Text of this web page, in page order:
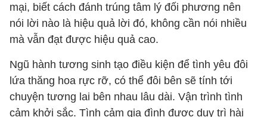
mại, biết cách đánh trúng tâm lý đối phương nên
nói lời nào là hiệu quả lời đó, không cần nói nhiều
mà vẫn đạt được hiệu quả cao.
Ngũ hành tương sinh tạo điều kiện để tình yêu đôi
lứa thăng hoa rực rỡ, có thể đôi bên sẽ tính tới
chuyện tương lai bên nhau lâu dài. Vận trình tình
cảm khởi sắc. Tình cảm gia đình được duy trì hài